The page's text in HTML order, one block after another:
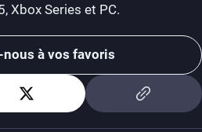
Xbox Series et PC.
à vos favoris